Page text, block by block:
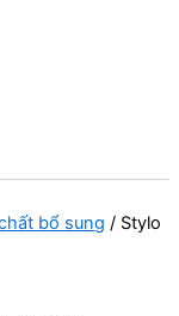
bổ sung / Stylo